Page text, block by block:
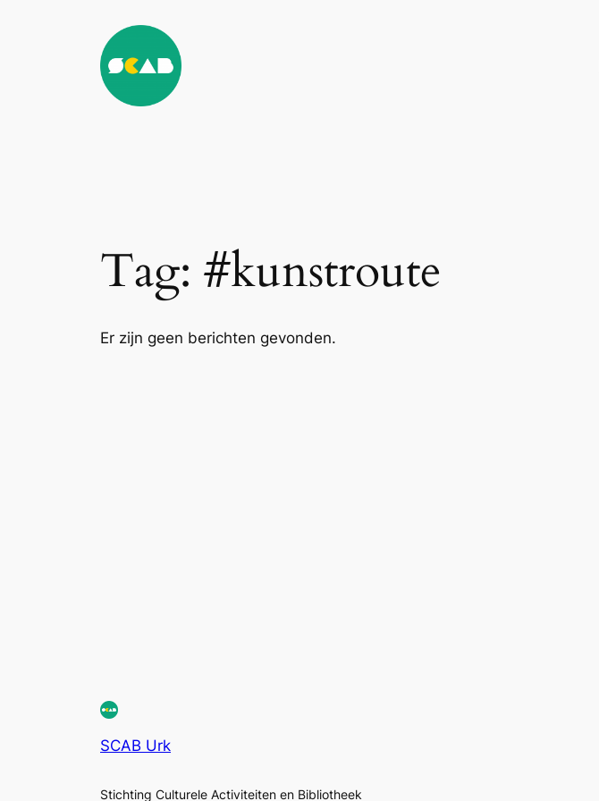
Tag: #kunstroute
Er zijn geen berichten gevonden.
SCAB Urk
Stichting Culturele Activiteiten en Bibliotheek